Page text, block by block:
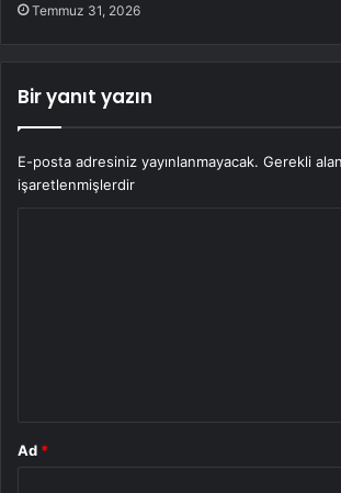
Temmuz 31, 2026
Bir yanıt yazın
E-posta adresiniz yayınlanmayacak. Gerekli
işaretlenmişlerdir
Ad *